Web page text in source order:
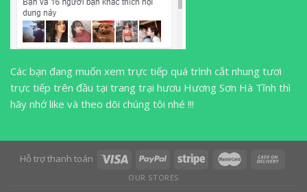
Các bạn đang muốn xem trực tiếp quá trình cắt nhung tươi
trực tiếp trên đầu tại trang trại hươu Hương Sơn Hà Tĩnh thì
hãy nhớ like và theo dõi chúng tôi nhé !!!
Hỗ trợ thanh toán
OUR STORES